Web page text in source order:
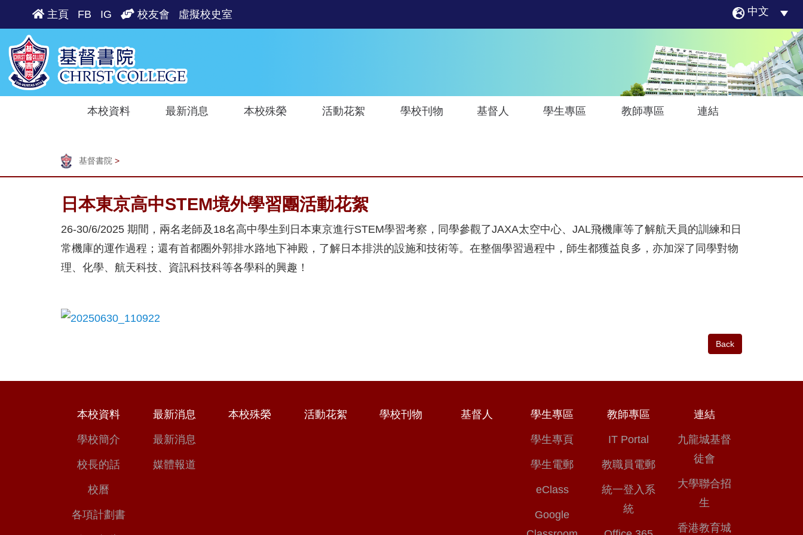
主頁 FB IG 校友會 虛擬校史室 中文
本校資料 最新消息 本校殊榮 活動花絮 學校刊物 基督人 學生專區 教師專區 連結
基督書院 >
日本東京高中STEM境外學習團活動花絮
26-30/6/2025 期間，兩名老師及18名高中學生到日本東京進行STEM學習考察，同學參觀了JAXA太空中心、JAL飛機庫等了解航天員的訓練和日
常機庫的運作過程；還有首都圈外郭排水路地下神殿，了解日本排洪的設施和技術等。在整個學習過程中，師生都獲益良多，亦加深了同學對物
理、化學、航天科技、資訊科技科等各學科的興趣！
Back
本校資料
學校簡介
校長的話
校曆
各項計劃書
最新消息
最新消息
媒體報道
本校殊榮 活動花絮 學校刊物 基督人 學生專區
學生專頁
學生電郵
eClass
Google
教師專區
IT Portal
教職員電郵
統一登入系
統
連結
九龍城基督
徒會
大學聯合招
生
香港教育城